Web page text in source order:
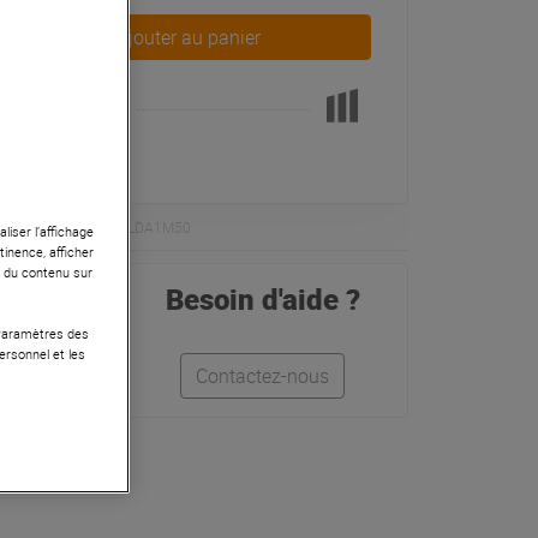
Ajouter au panier
: PLUCABSILDA1M50
Besoin d'aide ?
Contactez-nous
l’affichage
afficher
contenu sur
des
et les